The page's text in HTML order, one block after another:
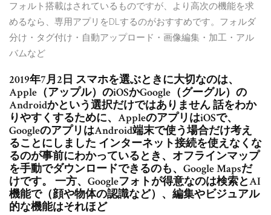
フォルト搭載はされているものですが、より高次の機能を求
めるなら、専用アプリをDLするのがおすすめです。フォルダ
分け・タグ付け・自動アップロード・画像編集・加工・アル
バムなど
2019年7月2日 スマホを選ぶときに大切なのは、
Apple（アップル）のiOSかGoogle（グーグル）の
Androidかという選択だけではありません 話をわか
りやすくするために、AppleのアプリはiOSで、
GoogleのアプリはAndroid端末で使う場合だけ考え
ることにしました インターネット接続を使えなくな
るのが事前にわかっているとき、オフラインマップ
を手動でダウンロードできるのも、Google Mapsだ
けです。 一方、Googleフォトが得意なのは検索とAI
機能で（顔や物体の認識など）、編集やビジュアル
的な機能はそれほど